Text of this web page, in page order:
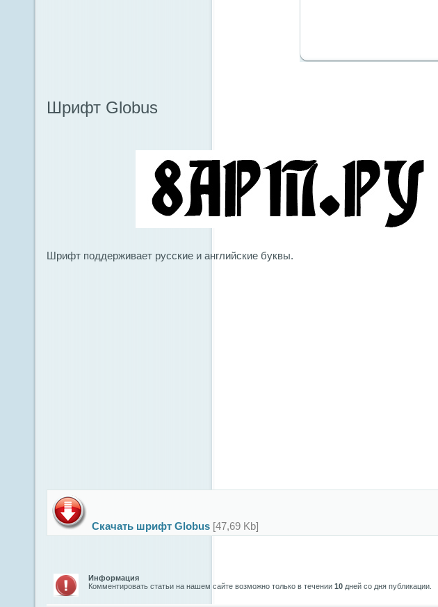
Шрифт Globus
Шрифт поддерживает русские и английские буквы.
Скачать шрифт Globus [47,69 Kb]
Информация
Комментировать статьи на нашем сайте возможно только в течении 10 дней со дня публикации.